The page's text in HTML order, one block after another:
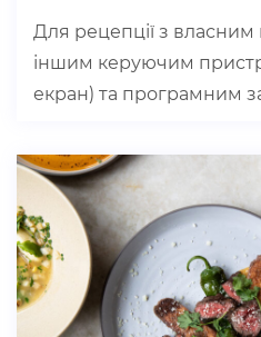
Для рецепції з
іншим керуючим
екран) та програмним